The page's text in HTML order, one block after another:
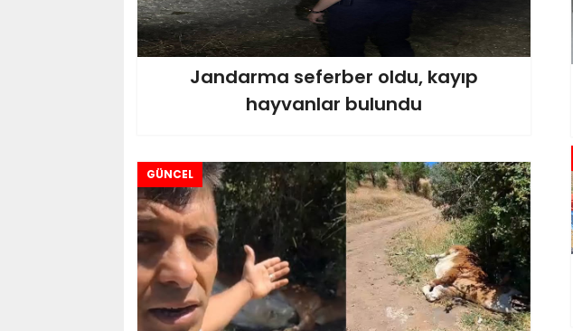
Jandarma seferber oldu, kayıp
hayvanlar bulundu
GÜNCEL